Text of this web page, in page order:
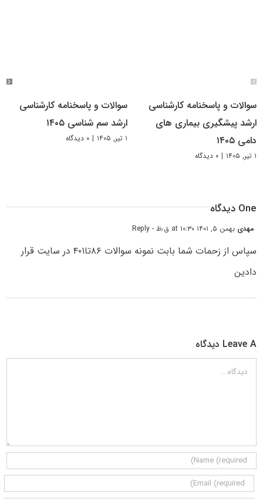
سوالات و پاسخنامه کارشناسی
ارشد پیشگیری بیماری های
دامی ۱۴۰۵
۱ تیر, ۱۴۰۵ | ۰ دیدگاه
سوالات و پاسخنامه کارشناسی
ارشد سم شناسی ۱۴۰۵
۱ تیر, ۱۴۰۵ | ۰ دیدگاه
One دیدگاه
مهدی بهمن ۵, ۱۴۰۱ at ۱۰:۳۰ ق٫ظ - Reply
سپاس از زحمات شما بابت نمونه سوالات ۸۶تا۴۰۱ در سایت قرار
دادین
Leave A دیدگاه
دیدگاه